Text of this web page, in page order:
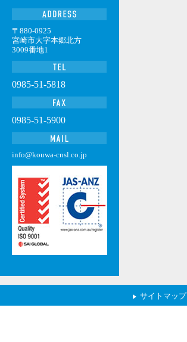
〒880-0925
宮崎市大字本郷北方
3009番地1
0985-51-5818
0985-51-5900
info@kouwa-cnsl.co.jp
サイトマップ